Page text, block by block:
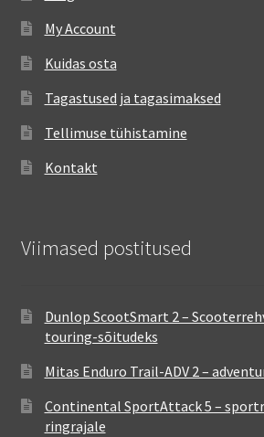
My Account
Kuidas osta
Tagastused ja tagasimaksed
Tellimuse tühistamine
Kontakt
Viimased postitused
Dunlop ScootSmart 2 –
touring-sõitudeks
Mitas Enduro Trail-ADV 2 –
Continental SportAttack 5 –
ringrajale